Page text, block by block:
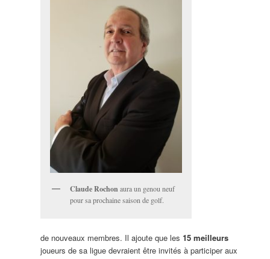
Claude Rochon aura un genou neuf
pour sa prochaine saison de golf.
de nouveaux membres. Il ajoute que les 15 meilleurs
joueurs de sa ligue devraient être invités à participer aux